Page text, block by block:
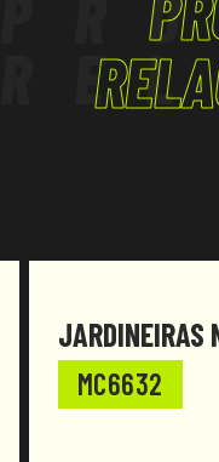
sucessivas
JARDINEIRAS
MC6632